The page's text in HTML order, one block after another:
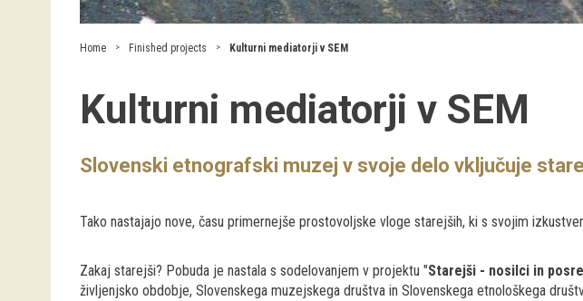
Home Finished projects Kulturni mediatorji v SEM
Kulturni mediatorji v SEM
Slovenski etnografski muzej v svoje delo vključuje
Tako nastajajo nove, času primernejše prostovoljske vloge starejših, ki s svojim
Zakaj starejši? Pobuda je nastala s sodelovanjem v projektu "Starejši - nosilci in
življenjsko obdobje, Slovenskega muzejskega društva in Slovenskega etnološkega